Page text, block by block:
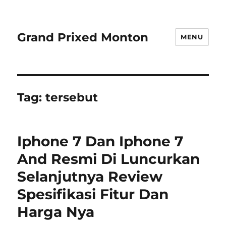
Grand Prixed Monton MENU
Tag:tersebut
Iphone 7 Dan Iphone 7
And Resmi Di Luncurkan
Selanjutnya Review
Spesifikasi Fitur Dan
Harga Nya